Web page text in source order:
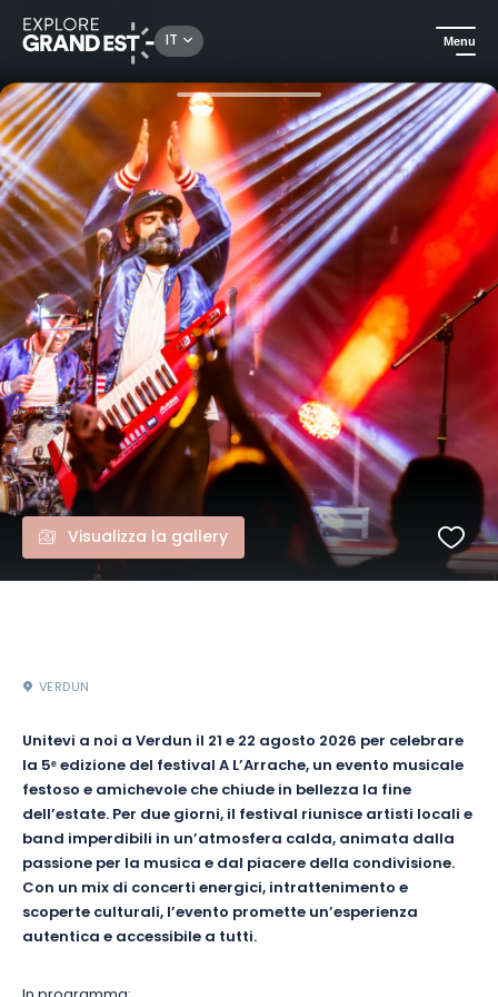
IT Menu
Eventi Al Festival L'Arrache di Verdun
Visualizza la gallery
VERDUN
Unitevi a noi a Verdun il 21 e 22 agosto 2026 per celebrare
la 5ᵉ edizione del festival A L’Arrache, un evento musicale
festoso e amichevole che chiude in bellezza la fine
dell’estate. Per due giorni, il festival riunisce artisti locali e
band imperdibili in un’atmosfera calda, animata dalla
passione per la musica e dal piacere della condivisione.
Con un mix di concerti energici, intrattenimento e
scoperte culturali, l’evento promette un’esperienza
autentica e accessibile a tutti.